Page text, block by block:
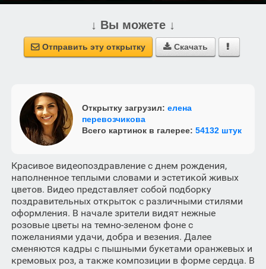
↓ Вы можете ↓
 Отправить эту открытку  Скачать 
Открытку загрузил: елена
перевозчикова
Всего картинок в галерее: 54132 штук
Красивое видеопоздравление с днем рождения,
наполненное теплыми словами и эстетикой живых
цветов. Видео представляет собой подборку
поздравительных открыток с различными стилями
оформления. В начале зрители видят нежные
розовые цветы на темно-зеленом фоне с
пожеланиями удачи, добра и везения. Далее
сменяются кадры с пышными букетами оранжевых и
кремовых роз, а также композиции в форме сердца. В